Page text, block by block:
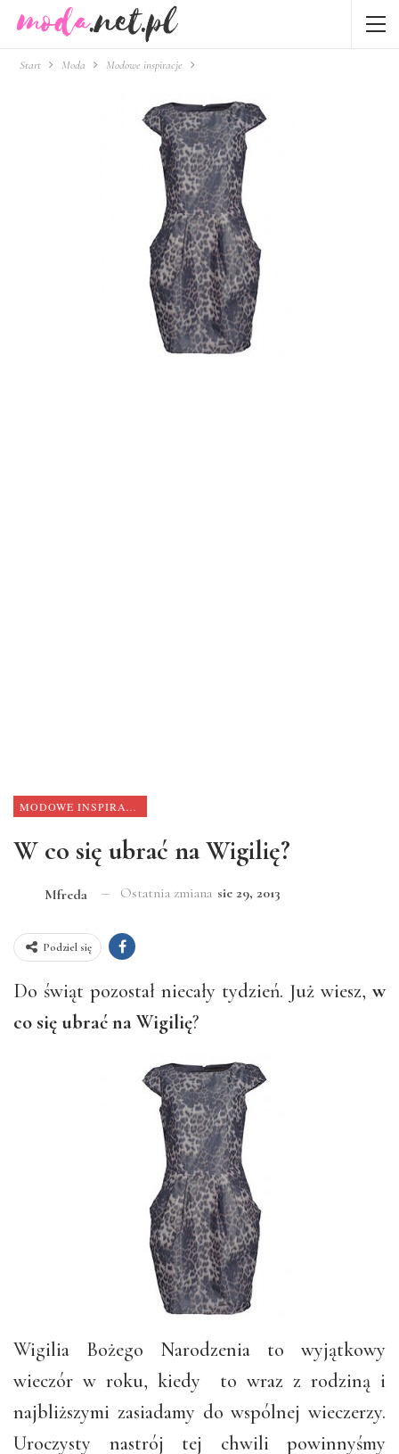
Start Moda Modowe inspiracje
W co się ubrać na Wigilię?
Mfreda Ostatnia zmiana sie 29, 2013
Podziel się
Do świąt pozostał niecały tydzień. Już wiesz, w
co się ubrać na Wigilię?
Wigilia Bożego Narodzenia to wyjątkowy
wieczór w roku, kiedy to wraz z rodziną i
najbliższymi zasiadamy do wspólnej wieczerzy.
Uroczysty nastrój tej chwili powinnyśmy